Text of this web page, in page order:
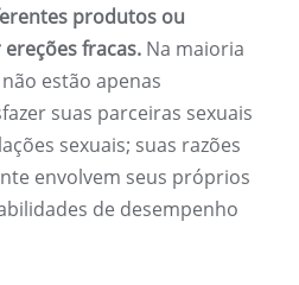
produtos ou
fracas. Na maioria
estão apenas
suas parceiras sexuais
sexuais; suas razões
envolvem seus próprios
de desempenho